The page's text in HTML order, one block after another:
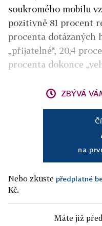
soukromého mobilu
pozitivně 81 procent
procenta dotázaných
„přijatelné“, 20,4
procenta dokonce
ZBÝVÁ
na
Nebo zkuste předplatné
Kč.
Máte již